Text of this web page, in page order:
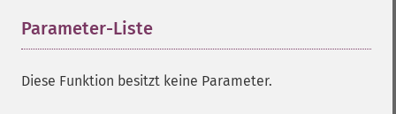
Parameter-Liste
Diese Funktion besitzt keine Parameter.